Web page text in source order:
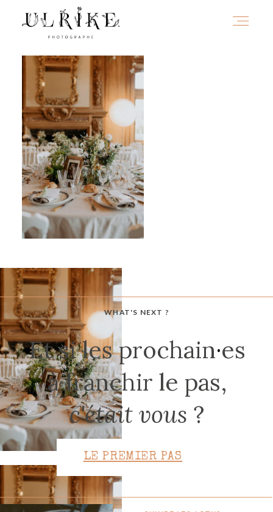
WHAT'S NEXT ?
Et si les prochain·es
à franchir le pas,
c'était vous ?
LE PREMIER PAS
HOME
A PROPOS
PORTFOLIO
INFOS
JOURNAL
CONTACT